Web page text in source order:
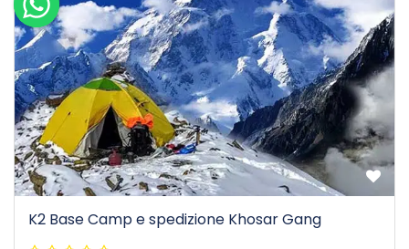
K2 Base Camp e spedizione Khosar Gang